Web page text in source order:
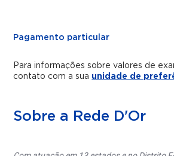
Pagamento particular
Para informações sobre valores de
contato com a sua unidade de
Sobre a Rede D'Or